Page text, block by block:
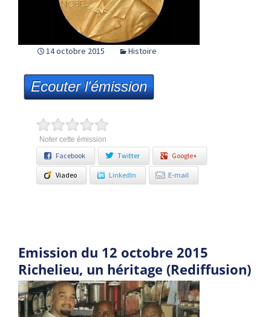
14 octobre 2015 Histoire
Ecouter l'émission
Noter cette émission
Facebook Twitter Google+
Viadeo LinkedIn E-mail
Emission du 12 octobre 2015
Richelieu, un héritage (Rediffusion)